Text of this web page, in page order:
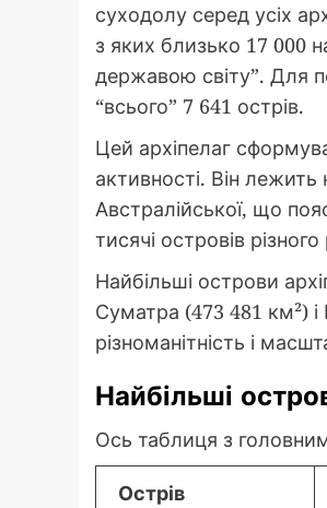
суходолу серед усіх
з яких близько 17 000
державою світу”. Для
“всього” 7 641 острів.
Цей архіпелаг
активності. Він лежить
Австралійської, що
тисячі островів
Найбільші острови
Суматра (473 481 км²) і
різноманітність і
Найбільші
Ось таблиця з
Острів